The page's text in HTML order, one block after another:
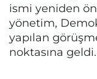
ismi yeniden ön
yönetim,
yapılan
noktasına geldi.